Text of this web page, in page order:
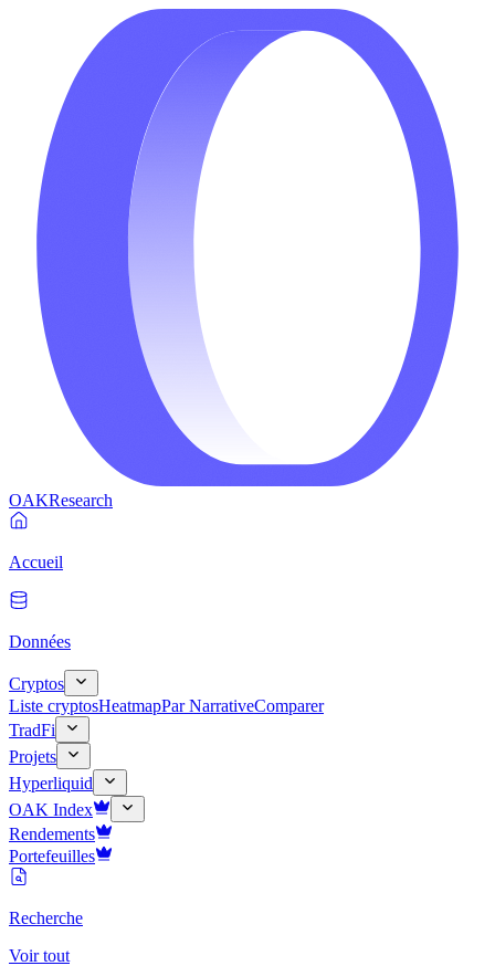
OAKResearch
Accueil
Données
Cryptos
Liste cryptosHeatmapPar NarrativeComparer
TradFi
Projets
Hyperliquid
OAK Index
Rendements
Portefeuilles
Recherche
Voir tout